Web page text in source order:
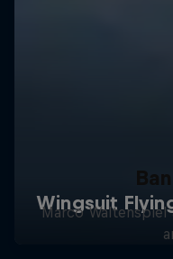
Marco